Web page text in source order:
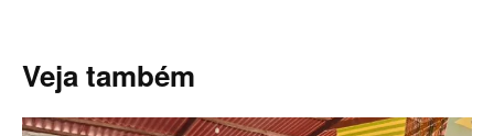
Veja também